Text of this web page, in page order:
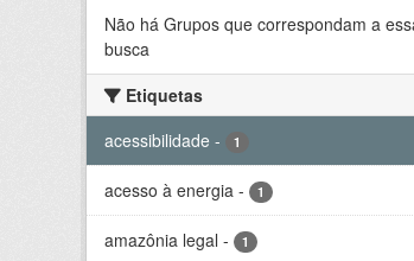
Não há Grupos que correspondam a
busca
Etiquetas
acessibilidade - 1
acesso à energia - 1
amazônia legal - 1